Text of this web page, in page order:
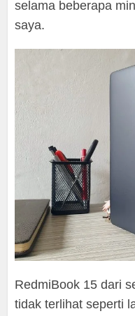
selama beberapa
saya.
RedmiBook 15 dari
tidak terlihat seperti